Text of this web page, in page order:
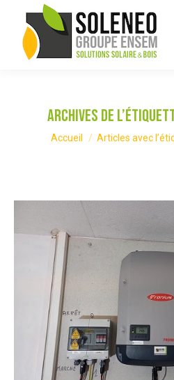
Archives de
Vous êtes ici :
Accueil Articles avec